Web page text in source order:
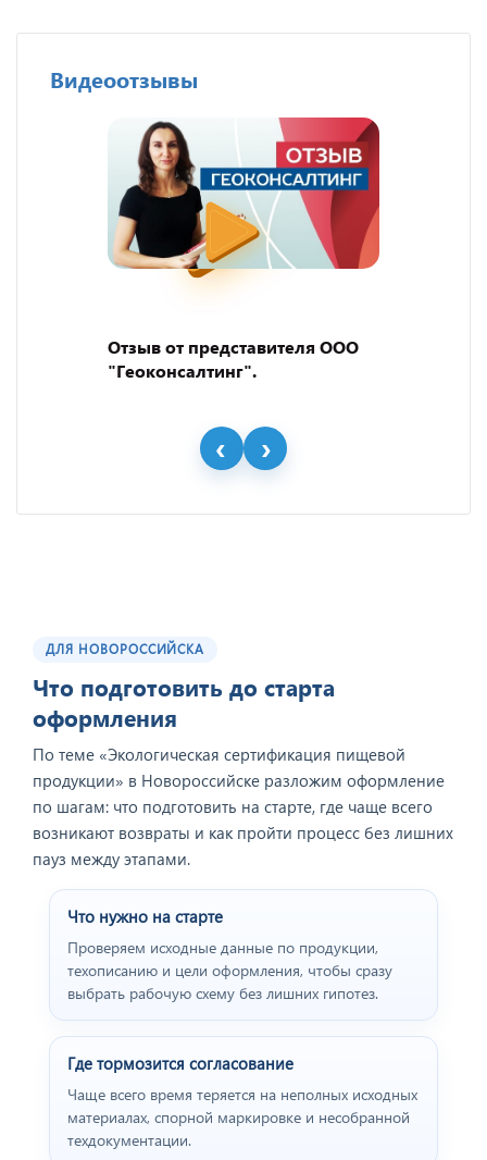
Видеоотзывы
Отзыв от представителя ООО
"Геоконсалтинг".
ДЛЯ НОВОРОССИЙСКА
Что подготовить до старта
оформления
По теме «Экологическая сертификация пищевой
продукции» в Новороссийске разложим оформление
по шагам: что подготовить на старте, где чаще всего
возникают возвраты и как пройти процесс без лишних
пауз между этапами.
Что нужно на старте
Проверяем исходные данные по продукции,
техописанию и цели оформления, чтобы сразу
выбрать рабочую схему без лишних гипотез.
Где тормозится согласование
Чаще всего время теряется на неполных исходных
материалах, спорной маркировке и несобранной
техдокументации.